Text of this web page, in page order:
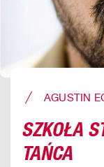
AGUSTIN
SZKOŁA
TAŃCA